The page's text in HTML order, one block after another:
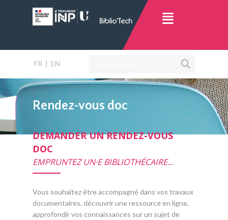
FR | EN
Rendez-vous doc
DEMANDER UN RENDEZ-VOUS
DOC
EMPRUNTEZ UN·E BIBLIOTHÉCAIRE...
Vous souhaitez être accompagné dans vos travaux
documentaires, découvrir une ressource en ligne,
approfondir vos connaissances sur un sujet de